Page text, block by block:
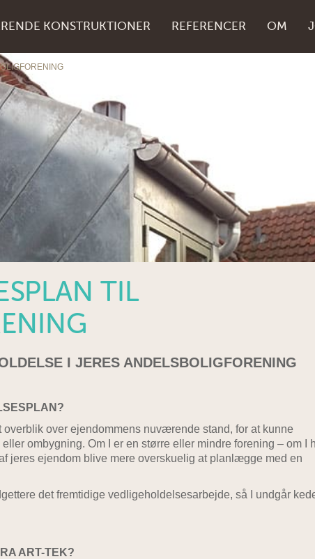
KONSTRUKTIONER REFERENCER OM
TIL
I JERES ANDELSBOLIGFORENING
over ejendommens nuværende stand, for at kunne
ombygning. Om I er en større eller mindre forening – om I
jeres ejendom blive mere overskuelig at planlægge med en
det fremtidige vedligeholdelsesarbejde, så I undgår
ART-TEK?